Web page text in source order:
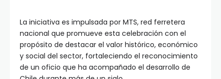
La iniciativa es impulsada por MTS, red ferretera
nacional que promueve esta celebración con el
propósito de destacar el valor histórico, económico
y social del sector, fortaleciendo el reconocimiento
de un oficio que ha acompañado el desarrollo de